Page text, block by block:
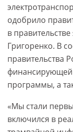
одобрило
в
Григоренко. В
правительства
финансирующей
программы, а
«Мы стали
включился в